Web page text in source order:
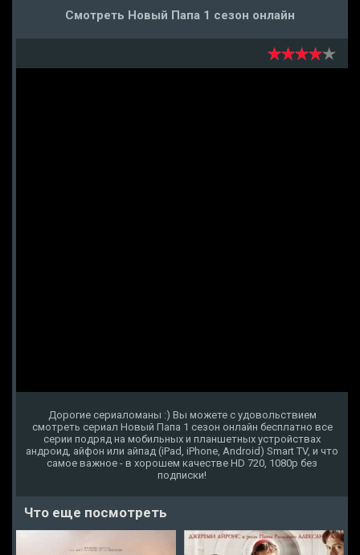
Смотреть Новый Папа 1 сезон онлайн
Дорогие сериаломаны :) Вы можете с удовольствием
смотреть сериал Новый Папа 1 сезон онлайн бесплатно все
серии подряд на мобильных и планшетных устройствах
андроид, айфон или айпад (iPad, iPhone, Android) Smart TV, и что
самое важное - в хорошем качестве HD 720, 1080p без
подписки!
Что еще посмотреть